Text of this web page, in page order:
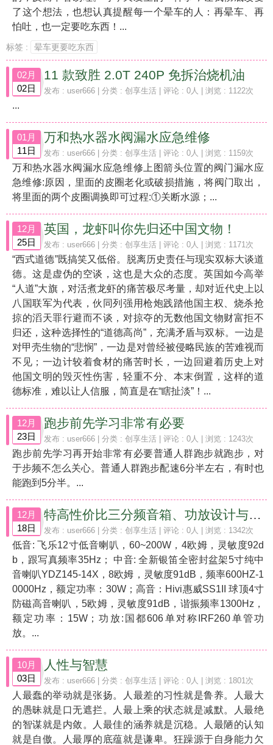
了这个想法，也想认真提醒每一个晕车的人：再晕车、再
怕吐，也一定要吃东西！...
标签 : 晕车更要吃东西
02月
02日
11 款致胜 2.0T 240P 免拆治烧机油
发布 : user666 | 分类 : 创享生活 | 评论 : 0人 | 浏览 : 1122次
...
01月
11日
万和热水器水阀漏水应急维修
发布 : user666 | 分类 : 创享生活 | 评论 : 0人 | 浏览 : 1159次
万和热水器水阀漏水应急维修上图箭头位置的阀门漏水应
急维修:原因，里面的皮圈老化或破损措施，将阀门取出，
将里面的两个皮圈调换即可过程:①关断水源；...
12月
25日
英国，龙虾叫你先归还中国文物！
发布 : user666 | 分类 : 创享生活 | 评论 : 0人 | 浏览 : 1171次
“西式道德”既搞笑又低俗。脱离历史责任与现实双标大谈道
德。这是虚伪的空谈，这也是大众的态度。英国如今高举
“人道”大旗，对活煮龙虾的痛苦极尽考量，却对近代史上以
八国联军为代表，伙同列强用枪炮践踏他国主权、烧杀抢
掠的滔天罪行避而不谈，对掠夺的无数他国文物财富拒不
归还，这种选择性的“道德高尚”，充满矛盾与双标。一边是
对甲壳生物的“悲悯”，一边是对曾经被侵略民族的苦难视而
不见；一边计较着食材的痛苦时长，一边回避着历史上对
他国文明的毁灭性伤害，轻重不分、本末倒置，这样的道
德标准，难以让人信服，简直是在“瞎扯淡”！...
12月
23日
跑步前先学习非常有必要
发布 : user666 | 分类 : 创享生活 | 评论 : 0人 | 浏览 : 1243次
跑步前先学习再开始非常有必要普通人群跑步就跑步，对
于步频不怎么关心。普通人群跑步配速6分半左右，有时也
能跑到5分半。...
12月
18日
特高性价比三分频音箱、功放设计与搭配
发布 : user666 | 分类 : 创享生活 | 评论 : 0人 | 浏览 : 1342次
低音: 飞乐12寸低音喇叭，60~200W，4欧姆，灵敏度92d
b，跟写真频率35Hz； 中音: 全新银笛全密封盆架5寸纯中
音喇叭YDZ145-14X，8欧姆，灵敏度91dB，频率600HZ-1
0000Hz，额定功率：30W；高音：Hivi惠威SS1II 球顶4寸
防磁高音喇叭，5欧姆，灵敏度91dB，谐振频率1300Hz，
额定功率：15W；功放:国都606单对称IRF260单管功
放。...
10月
03日
人性与智慧
发布 : user666 | 分类 : 创享生活 | 评论 : 0人 | 浏览 : 1801次
人最蠢的举动就是张扬。人最差的习性就是鲁养。人最大
的愚昧就是口无遮拦。人最上乘的状态就是减默。人最绝
的智谋就是内敛。人最佳的涵养就是沉稳。人最陋的认知
就是自傲。人最厚的底蕴就是谦卑。狂躁源于自身能力欠